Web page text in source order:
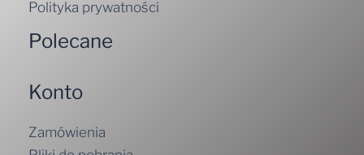
Polityka prywatności
Polecane
Konto
Zamówienia